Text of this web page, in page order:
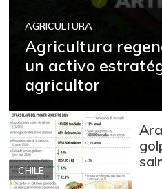
AGRICULTURA
Agricultura
un activo
agricultor
CHILE